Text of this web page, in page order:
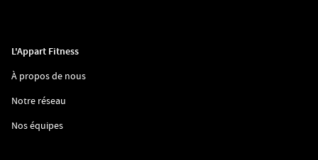
L'Appart Fitness
À propos de nous(ouvre
Notre réseau
Nos équipes(ouvre